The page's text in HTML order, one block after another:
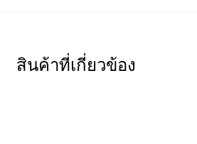
สินค้าที่เกี่ยวข้อง